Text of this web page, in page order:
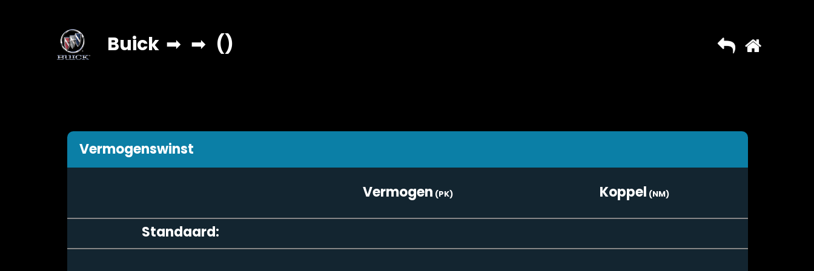
Buick ➡ ➡ ()
Vermogenswinst
Vermogen Koppel
Standaard: